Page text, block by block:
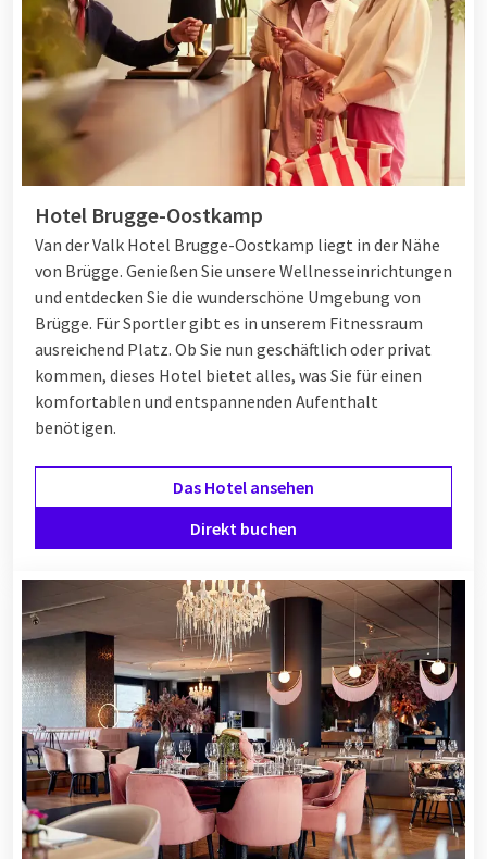
Hotel Brugge-Oostkamp
Van der Valk Hotel Brugge-Oostkamp liegt in der Nähe
von Brügge. Genießen Sie unsere Wellnesseinrichtungen
und entdecken Sie die wunderschöne Umgebung von
Brügge. Für Sportler gibt es in unserem Fitnessraum
ausreichend Platz. Ob Sie nun geschäftlich oder privat
kommen, dieses Hotel bietet alles, was Sie für einen
komfortablen und entspannenden Aufenthalt
benötigen.
Das Hotel ansehen
Direkt buchen